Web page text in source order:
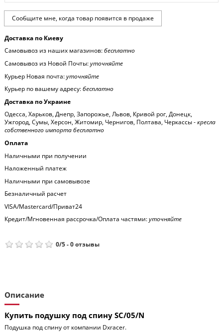
Доставка по Киеву
Самовывоз из наших магазинов:бесплатно
Самовывоз из Новой Почты:уточняйте
Курьер Новая почта:уточняйте
Курьер по вашему адресу:бесплатно
Доставка по Украине
Одесса, Харьков, Днепр, Запорожье, Львов, Кривой рог, Донецк,
Ужгород, Сумы, Херсон, Житомир, Чернигов, Полтава, Черкассы -кресла
собственного импорта бесплатно
Оплата
Наличными при получении
Наложенный платеж
Наличными при самовывозе
Безналичный расчет
VISA/Mastercard/Приват24
Кредит/Мгновенная рассрочка/Оплата частями:уточняйте
0/5-0отзывы
Описание
Купить подушку под спину SC/05/N
Подушка под спину от компании Dxracer.